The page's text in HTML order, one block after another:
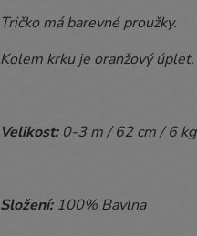
Tričko má barevné proužky.
Kolem krku je oranžový úplet.
Velikost:0-3 m / 62 cm / 6 kg
Složení: 100% Bavlna